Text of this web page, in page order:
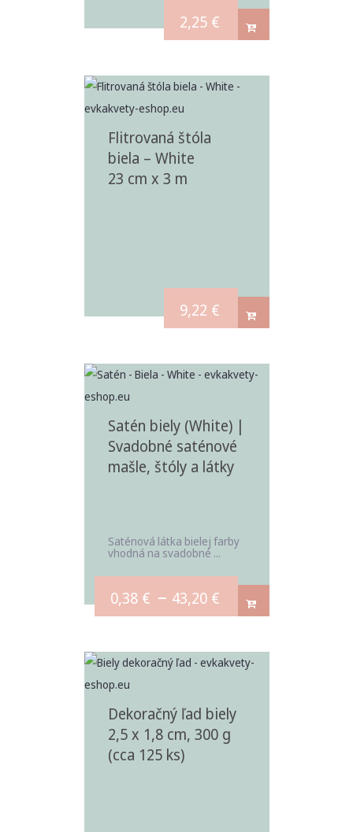
2,25 €
Flitrovaná štóla
biela – White
23 cm x 3 m
9,22 €
Satén biely (White) |
Svadobné saténové
mašle, štóly a látky
Saténová látka bielej farby
vhodná na svadobné ...
0,38 € – 43,20 €
Dekoračný ľad biely
2,5 x 1,8 cm, 300 g
(cca 125 ks)